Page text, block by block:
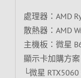
處理器：AMD
散熱器：AMD
主機板：微星
顯示卡加購方案
└微星 RTX5060